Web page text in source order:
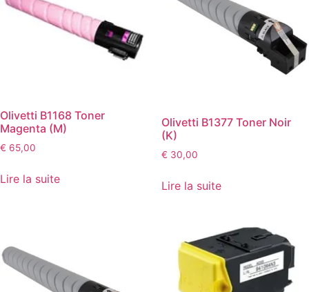
Olivetti B1168 Toner
Magenta (M)
€ 65,00
Lire la suite
Olivetti B1377 Toner Noir
(K)
€ 30,00
Lire la suite